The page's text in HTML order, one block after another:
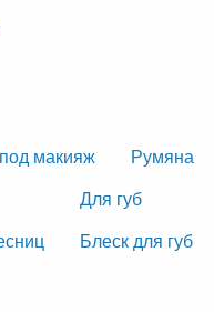
макияж Румяна
Для губ
Блеск для губ